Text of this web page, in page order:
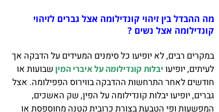
מה ההבדל בין זיהוי קונדילומה אצל גברים לזיהוי
קונדילומה אצל נשים ?
במקרים רבים, לא יופיעו כל סימנים המעידים על הדבקה אך
לעיתים, יופיעו יבלות קונדילומה על איברי המין שבועות או
חודשים לאחר התרחשות ההדבקה בווירוס הפפילומה. אצל
גברים, יופיעו יבלות קונדילומה על הפין, שק האשכים,
המפשעות ופי הטבעת בצורת כרובית קטנה מחוספסת או